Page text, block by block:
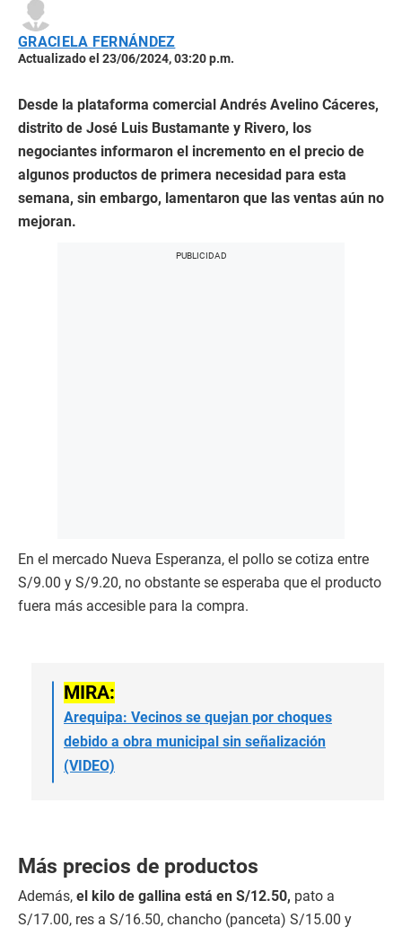
GRACIELA FERNÁNDEZ
Actualizado el 23/06/2024, 03:20 p.m.
Desde la plataforma comercial Andrés Avelino Cáceres,
distrito de José Luis Bustamante y Rivero, los
negociantes informaron el incremento en el precio de
algunos productos de primera necesidad para esta
semana, sin embargo, lamentaron que las ventas aún no
mejoran.
En el mercado Nueva Esperanza, el pollo se cotiza entre
S/9.00 y S/9.20, no obstante se esperaba que el producto
fuera más accesible para la compra.
MIRA:
Arequipa: Vecinos se quejan por choques
debido a obra municipal sin señalización
(VIDEO)
Más precios de productos
Además, el kilo de gallina está en S/12.50, pato a
S/17.00, res a S/16.50, chancho (panceta) S/15.00 y